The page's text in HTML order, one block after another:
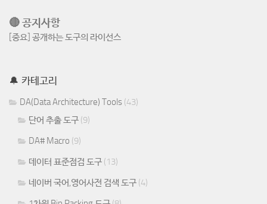
🔴 공지사항
[중요] 공개하는 도구의 라이선스
🔔 카테고리
DA(Data Architecture) Tools (43)
단어 추출 도구 (9)
DA# Macro (9)
데이터 표준점검 도구 (13)
네이버 국어,영어사전 검색 도구 (4)